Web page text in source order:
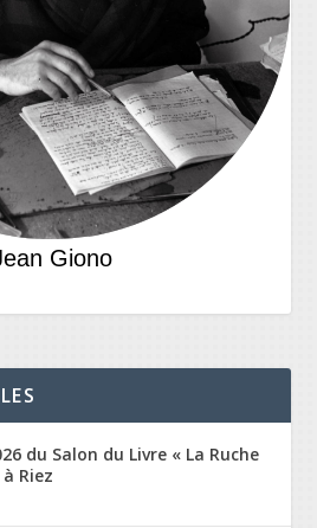
Giono
du Salon du Livre « La Ruche
Riez